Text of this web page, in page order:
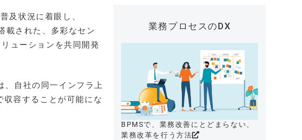
及状況に着眼し、
載された、多彩なセン
ューションを共同開発
、自社の同一インフラ上
容することが可能にな
業務プロセスのDX
BPMSで、業務改善にとどまらない、
業務改革を行う方法